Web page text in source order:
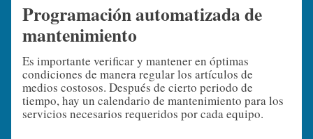
Programación automatizada de
mantenimiento
Es importante verificar y mantener en óptimas
condiciones de manera regular los artículos de
medios costosos. Después de cierto periodo de
tiempo, hay un calendario de mantenimiento para los
servicios necesarios requeridos por cada equipo.